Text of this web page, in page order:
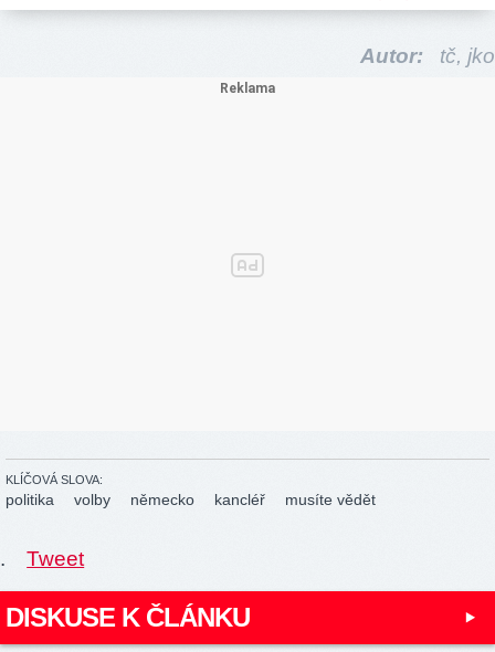
Autor: tč, jko
KLÍČOVÁ SLOVA:
politika volby německo kancléř musíte vědět
. Tweet
DISKUSE K ČLÁNKU